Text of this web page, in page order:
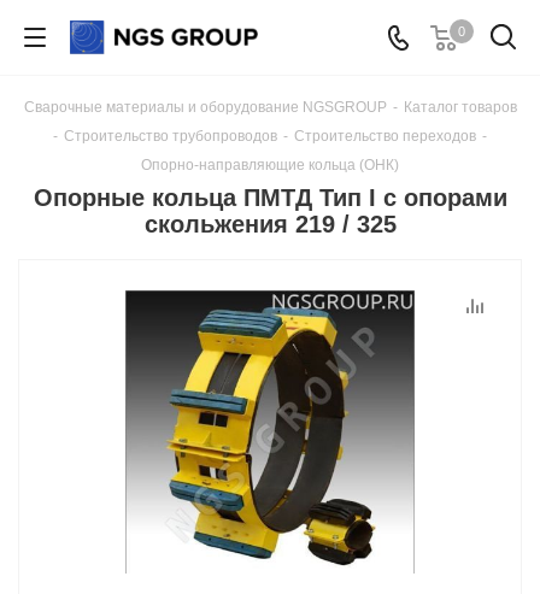
0
Сварочные материалы и оборудование NGSGROUP - Каталог товаров
- Строительство трубопроводов - Строительство переходов -
Опорно-направляющие кольца (ОНК)
Опорные кольца ПМТД Тип I с опорами
скольжения 219 / 325